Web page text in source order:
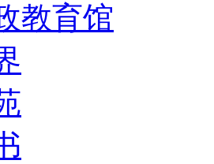
教育馆